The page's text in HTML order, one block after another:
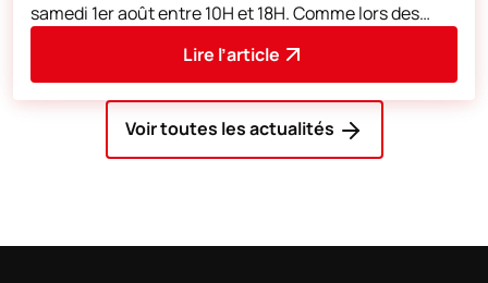
samedi 1er août entre 10H et 18H. Comme lors des
Lire l’article
Voir toutes les actualités